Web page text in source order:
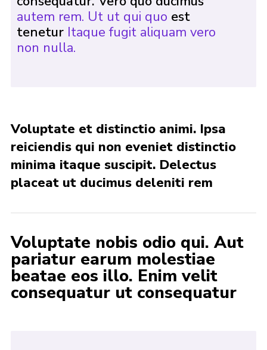
autem rem. Ut ut qui quo est
teneturItaque fugit aliquam vero
non nulla.
Voluptate et distinctio animi. Ipsa
reiciendis qui non eveniet distinctio
minima itaque suscipit. Delectus
placeat ut ducimus deleniti rem
Voluptate nobis odio qui. Aut
pariatur earum molestiae
beatae eos illo. Enim velit
consequatur ut consequatur